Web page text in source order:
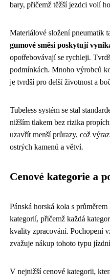
bary, přičemž těžší jezdci volí
Materiálové složení pneumatik
gumové směsi poskytují
opotřebovávají se rychleji.
podmínkách. Mnoho výrobců
je tvrdší pro delší životnost a
Tubeless systém se stal
nižším tlakem bez rizika
uzavřít menší průrazy, což
ostrých kamenů a větví.
Cenové kategorie a
Pánská horská kola s
kategorií, přičemž každá
kvality zpracování. Pochopení
zvažuje nákup tohoto typu
V nejnižší cenové kategorii,